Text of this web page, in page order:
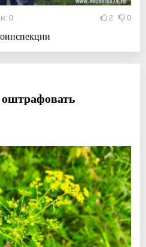
0 2 0